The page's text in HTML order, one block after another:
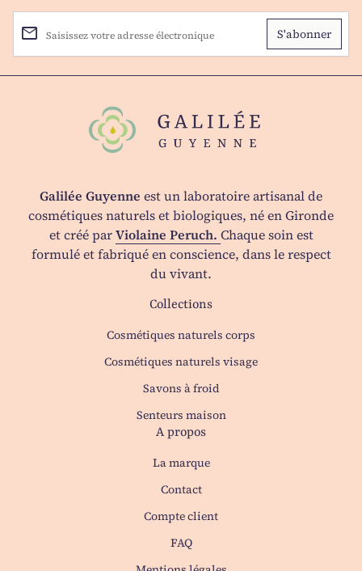
Saisissez votre adresse électronique
email
Accueil
Galilée Guyenne est un laboratoire artisanal de
cosmétiques naturels et biologiques, né en Gironde
et créé parViolaine Peruch. Chaque soin est
formulé et fabriqué en conscience, dans le respect
du vivant.
Collections
Cosmétiques naturels corps
Cosmétiques naturels visage
Savons à froid
Senteurs maison
A propos
La marque
Contact
Compte client(le lien s'ouvre dans un
FAQ